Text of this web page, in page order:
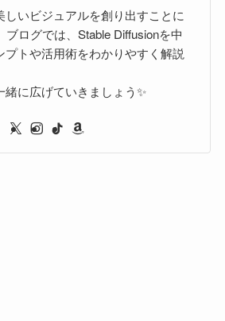
いビジュアルを創り出すことに
ログでは、Stable Diffusionを中
トや活用術をわかりやすく解説
に広げていきましょう✨